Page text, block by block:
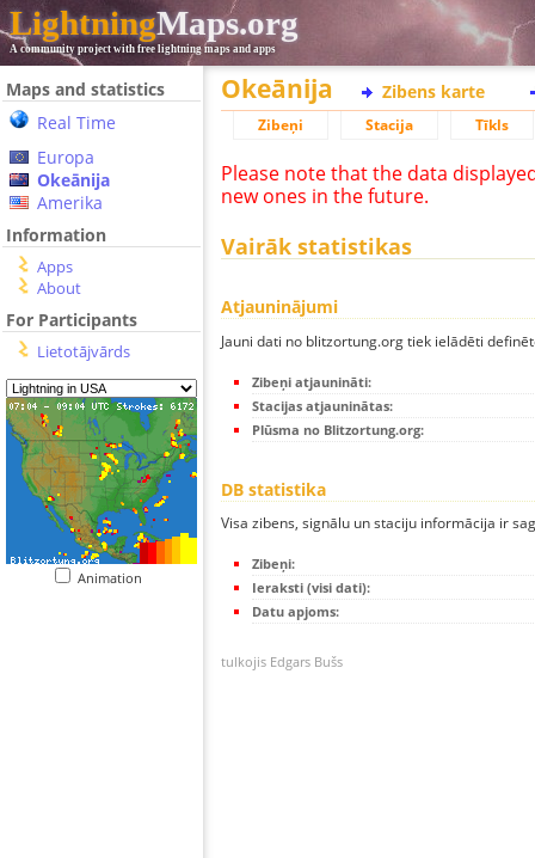
LightningMaps.org
A community project with free lightning maps and apps
Maps and statistics
Real Time
Europa
Okeānija
Amerika
Information
Apps
About
For Participants
Lietotājvārds
Animation
Okeānija Zibens karte
Zibeņi Stacija Tīkls
Please note that the data
new ones in the future.
Vairāk statistikas
Atjauninājumi
Jauni dati no blitzortung.org tiek ielādēti
Zibeņi atjaunināti:
Stacijas atjauninātas:
Plūsma no Blitzortung.org:
DB statistika
Visa zibens, signālu un staciju informācija ir
Zibeņi:
Ieraksti (visi dati):
Datu apjoms:
tulkojis Edgars Bušs